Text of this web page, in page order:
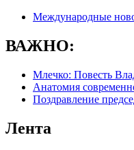
Международные
ВАЖНО:
Млечко: Повесть
Анатомия
Поздравление
Лента